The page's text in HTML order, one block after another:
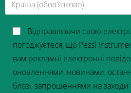
Відправляючи свою
погоджуєтеся, що Pessl
вам рекламні електронні
оновленнями, новинами,
блозі, запрошеннями на